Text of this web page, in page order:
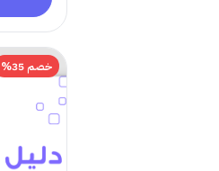
خصم 35%